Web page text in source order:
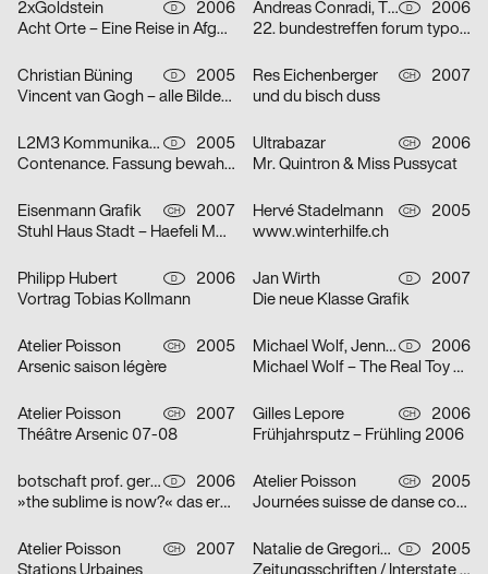
2xGoldstein D
2006
Acht Orte – Eine Reise in Afghanistan
Andreas Conradi, Tino Graß, Martin Hoffmann, Tristan Schmitz D
2006
22. bundestreffen forum typografie/walbaum tanzt grotesk
Christian Büning D
2005
Vincent van Gogh – alle Bilder / nur die Porträts
Res Eichenberger CH
2007
und du bisch duss
L2M3 Kommunikationsdesign D
2005
Contenance. Fassung bewahren
Ultrabazar CH
2006
Mr. Quintron & Miss Pussycat
Eisenmann Grafik CH
2007
Stuhl Haus Stadt – Haefeli Moser Steiger
Hervé Stadelmann CH
2005
www.winterhilfe.ch
Philipp Hubert D
2006
Vortrag Tobias Kollmann
Jan Wirth D
2007
Die neue Klasse Grafik
Atelier Poisson CH
2005
Arsenic saison légère
Michael Wolf, Jennie Boie, Büro für Gestaltung Janssen D
2006
Michael Wolf – The Real Toy Story
Atelier Poisson CH
2007
Théâtre Arsenic 07-08
Gilles Lepore CH
2006
Frühjahrsputz – Frühling 2006
botschaft prof. gertrud nolte visuelle kommunikation und beratung D
2006
»the sublime is now?« das erhabene in der zeitgenössischen kunst
Atelier Poisson CH
2005
Journées suisse de danse contemporaine 2006
Atelier Poisson CH
2007
Natalie de Gregorio, Manuel Dollt, Sebastian Fischer, Philipp Hubert, Tina Pachner D
2005